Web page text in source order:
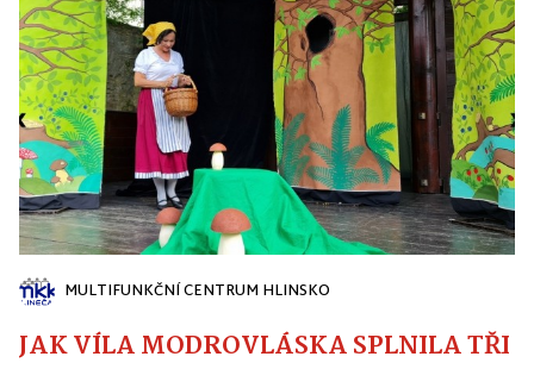
MULTIFUNKČNÍ CENTRUM HLINSKO
JAK VÍLA MODROVLÁSKA SPLNILA